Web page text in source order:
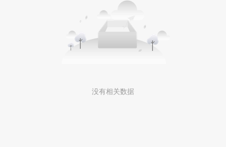
没有相关数据